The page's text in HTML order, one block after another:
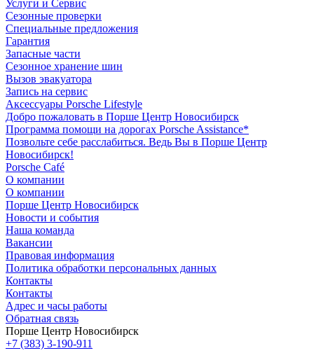
Услуги и Сервис
Сезонные проверки
Специальные предложения
Гарантия
Запасные части
Сезонное хранение шин
Вызов эвакуатора
Запись на сервис
Аксессуары Porsche Lifestyle
Добро пожаловать в Порше Центр Новосибирск
Программа помощи на дорогах Porsche Assistance*
Позвольте себе расслабиться. Ведь Вы в Порше Центр
Новосибирск!
Porsche Café
О компании
О компании
Порше Центр Новосибирск
Новости и события
Наша команда
Вакансии
Правовая информация
Политика обработки персональных данных
Контакты
Контакты
Адрес и часы работы
Обратная связь
Порше Центр Новосибирск
+7 (383) 3-190-911